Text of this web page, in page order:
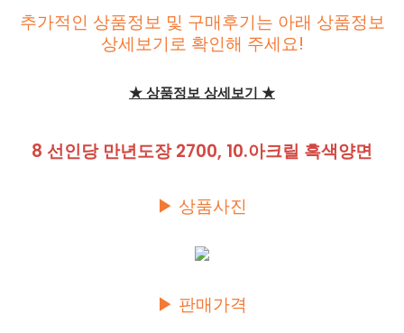
추가적인 상품정보 및 구매후기는 아래 상품정보
상세보기로 확인해 주세요!
★ 상품정보 상세보기 ★
8 선인당 만년도장 2700, 10.아크릴 흑색양면
▶ 상품사진
▶ 판매가격